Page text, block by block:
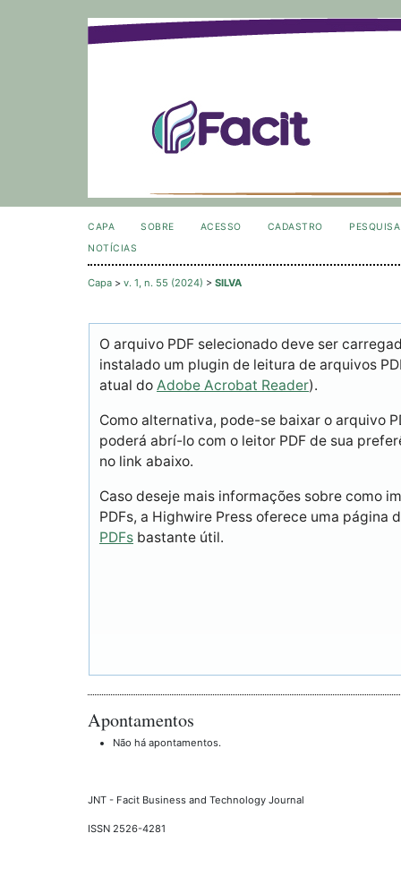
CAPA SOBRE ACESSO CADASTRO
PESQUISA
NOTÍCIAS
Capa > v. 1, n. 55 (2024) > SILVA
O arquivo PDF selecionado deve ser
instalado um plugin de leitura de arquivos
atual do Adobe Acrobat Reader).
Como alternativa, pode-se baixar o arquivo
poderá abrí-lo com o leitor PDF de sua
no link abaixo.
Caso deseje mais informações sobre como
PDFs, a Highwire Press oferece uma página
PDFs bastante útil.
Apontamentos
Não há apontamentos.
JNT - Facit Business and Technology Journal
ISSN 2526-4281